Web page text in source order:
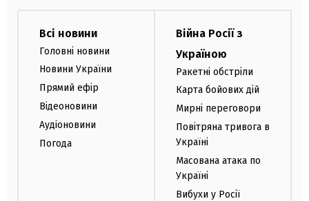
Всі новини
Головні новини
Новини України
Прямий ефір
Відеоновини
Аудіоновини
Погода
Війна Росії з
Україною
Ракетні обстріли
Карта бойових дій
Мирні переговори
Повітряна тривога в
Україні
Масована атака по
Україні
Вибухи у Росії